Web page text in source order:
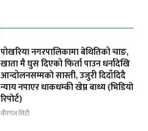
पोखरिया नगरपालिकामा बेथितिको चाङ,
खाता मै घुस दिएको फिर्ता पाउन धर्नादेखि
आन्दोलनसम्मकाे सास्ती, उजुरी दिदाँदिदै
न्याय नपाएर धाकधम्की खेप्न बाध्य (भिडियाे
रिपाेर्ट)
वीरगंज सिटी